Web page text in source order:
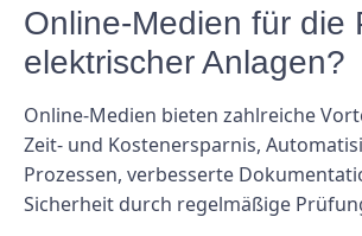
Online-Medien für die
elektrischer Anlagen?
Online-Medien bieten zahlreiche
Zeit- und Kostenersparnis,
Prozessen, verbesserte
Sicherheit durch regelmäßige